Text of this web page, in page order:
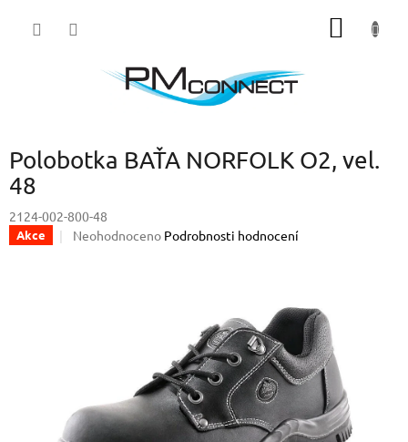
Polobotka BAŤA NORFOLK O2, vel.
48
2124-002-800-48
Akce
Průměrné
Neohodnoceno Podrobnosti hodnocení